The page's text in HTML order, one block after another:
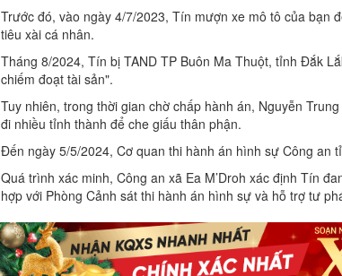
Trước đó, vào ngày 4/7/2023, Tín mượn xe mô tô của bạn
tiêu xài cá nhân.
Tháng 8/2024, Tín bị TAND TP Buôn Ma Thuột, tỉnh Đắk
chiếm đoạt tài sản".
Tuy nhiên, trong thời gian chờ chấp hành án, Nguyễn
đi nhiều tỉnh thành để che giấu thân phận.
Đến ngày 5/5/2024, Cơ quan thi hành án hình sự Công an
Quá trình xác minh, Công an xã Ea M’Droh xác định Tín
hợp với Phòng Cảnh sát thi hành án hình sự và hỗ trợ tư